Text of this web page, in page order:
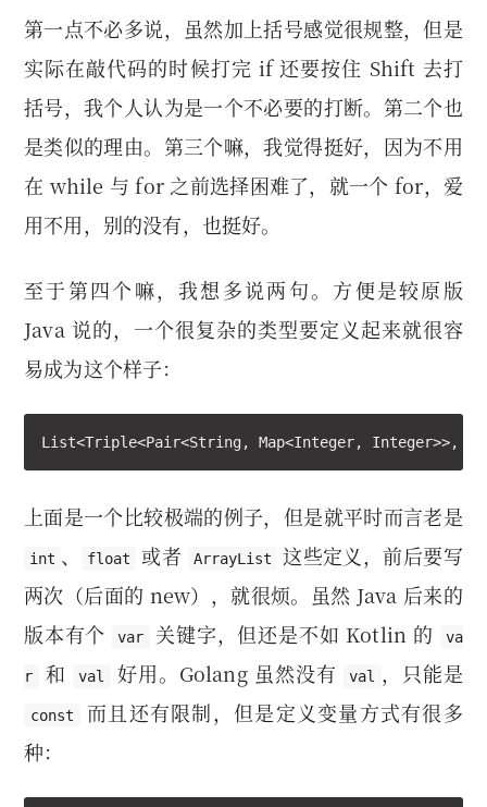
第一点不必多说，虽然加上括号感觉很规整，但是
实际在敲代码的时候打完 if 还要按住 Shift 去打
括号，我个人认为是一个不必要的打断。第二个也
是类似的理由。第三个嘛，我觉得挺好，因为不用
在 while 与 for 之前选择困难了，就一个 for，爱
用不用，别的没有，也挺好。
至于第四个嘛，我想多说两句。方便是较原版
Java 说的，一个很复杂的类型要定义起来就很容
易成为这个样子：
List<Triple<Pair<String, Map<Integer, Integer>>,
上面是一个比较极端的例子，但是就平时而言老是
int 、 float 或者 ArrayList
这些定义，前后要写
两次（后面的 new），就很烦。虽然 Java 后来的
版本有个
var 关键字，但还是不如 Kotlin 的 va
r 和 val 好用。Golang 虽然没有 val ，只能是
const
而且还有限制，但是定义变量方式有很多
种：